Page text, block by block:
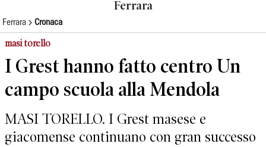
Ferrara
Ferrara Cronaca
masi torello
I Grest hanno fatto centro Un
campo scuola alla Mendola
MASI TORELLO. I Grest masese e
giacomense continuano con gran successo